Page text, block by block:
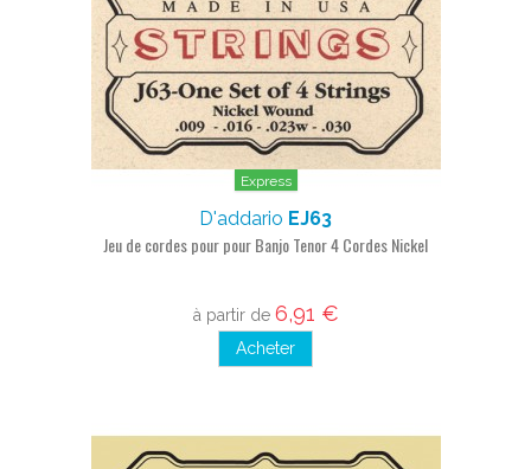
Express
D'addario EJ63
Jeu de cordes pour pour Banjo Tenor 4 Cordes Nickel
à partir de 6,91 €
Acheter